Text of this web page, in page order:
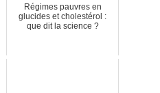
Régimes pauvres en
glucides et cholestérol :
que dit la science ?